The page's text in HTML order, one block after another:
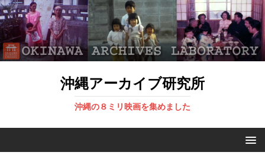
沖縄アーカイブ研究所
沖縄の８ミリ映画を集めました